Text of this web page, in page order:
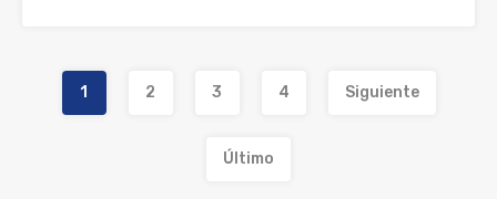
1 2 3 4 Siguiente
Último